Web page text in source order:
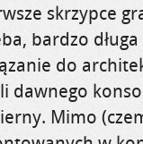
skrzypce
bardzo
do
dawnego
Mimo